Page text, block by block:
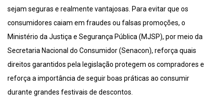
sejam seguras e realmente vantajosas. Para evitar que os
consumidores caiam em fraudes ou falsas promoções, o
Ministério da Justiça e Segurança Pública (MJSP), por meio da
Secretaria Nacional do Consumidor (Senacon), reforça quais
direitos garantidos pela legislação protegem os compradores e
reforça a importância de seguir boas práticas ao consumir
durante grandes festivais de descontos.